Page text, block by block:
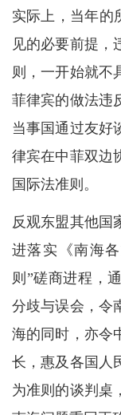
实际上，当年的
见的必要前提，
则，一开始就不
菲律宾的做法违
当事国通过友好
律宾在中菲双边
国际法准则。
反观东盟其他国
进落实《南海
则”磋商进程，
分歧与误会，令
海的同时，亦令
长，惠及各国人
为准则的谈判桌